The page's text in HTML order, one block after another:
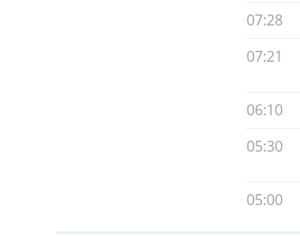
07:28
07:21
06:10
05:30
05:00